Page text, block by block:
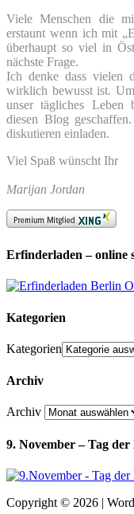
Viele Menschen die
erstaunt wenn ich mit
überhaupt so viel in
nächste Frage.
Ich denke dass vielen
wirklich bewusst ist.
unser tägliches Leben
diesen Blog
diskutieren einladen.
Viel Spaß wünscht Ihr
Marijan Jordan
Erfinderladen – online
Kategorien
Kategorien
Archiv
Archiv
9. November – Tag
Copyright © 2026 |